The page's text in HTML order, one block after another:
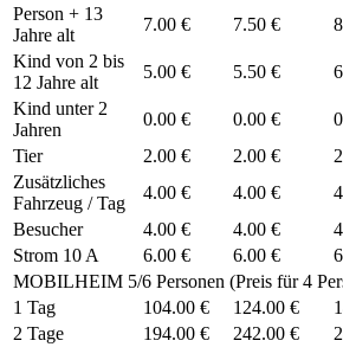
Person + 13
Jahre alt
7.00 € 7.50 €
Kind von 2 bis
12 Jahre alt
5.00 € 5.50 €
Kind unter 2
Jahren
0.00 € 0.00 €
Tier
2.00 € 2.00 €
Zusätzliches
Fahrzeug / Tag
4.00 € 4.00 €
Besucher
4.00 € 4.00 €
Strom 10 A
6.00 € 6.00 €
MOBILHEIM 5/6 Personen (Preis für 4
1 Tag
104.00 € 124.00 €
2 Tage
194.00 € 242.00 €